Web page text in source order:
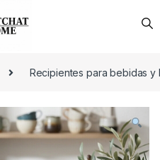
Recipientes para bebidas y